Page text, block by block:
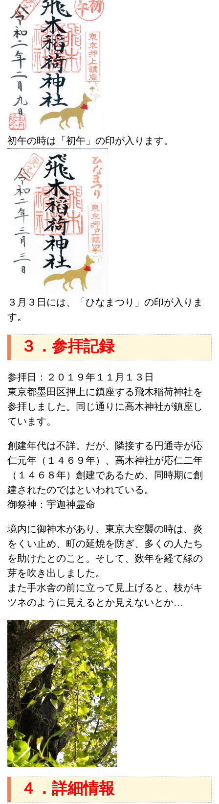
初午の時は「初午」の印が入ります。
３月３日には、「ひなまつり」の印が入りま
す。
３．参拝記録
参拝日：２０１９年１１月１３日
東京都墨田区押上に鎮座する飛木稲荷神社を
参拝しました。同じ通りに高木神社が鎮座し
ています。
創建年代は不詳。だが、隣接する円通寺が応
仁元年（１４６９年）、高木神社が応仁二年
（１４６８年）創建であるため、同時期に創
建されたのではといわれている。
御祭神：宇迦神霊命
境内に御神木があり、東京大空襲の時は、炎
をくい止め、町の延焼を防ぎ、多くの人たち
を助けたとのこと。そして、数年を経て緑の
芽を吹き出しました。
また手水舎の前に立って見上げると、枝がキ
ツネのように見えるとか見えないとか…
４．詳細情報